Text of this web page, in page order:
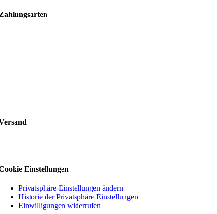
Einstellungen
Privatsphäre-Einstellungen ändern
Historie der Privatsphäre-Einstellungen
Einwilligungen widerrufen